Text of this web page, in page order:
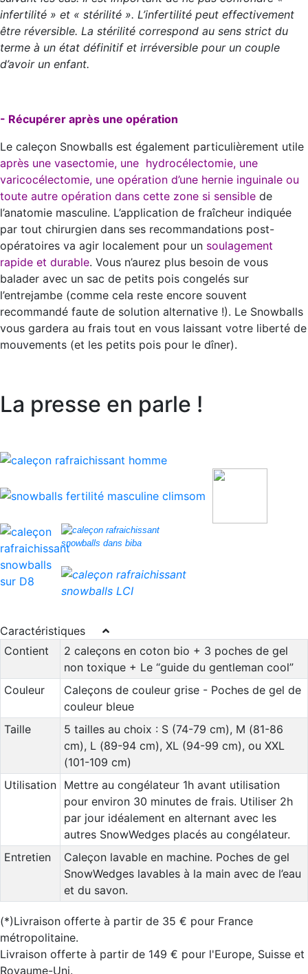
infertilité » et « stérilité ». L’infertilité peut effectivement
être réversible. La stérilité correspond au sens strict du
terme à un état définitif et irréversible pour un couple
d’avoir un enfant.
- Récupérer après une opération
Le caleçon Snowballs est également particulièrement utile
après une vasectomie, une hydrocélectomie, une
varicocélectomie, une opération d’une hernie inguinale ou
toute autre opération dans cette zone si sensible de
l’anatomie masculine. L’application de fraîcheur indiquée
par tout chirurgien dans ses recommandations post-
opératoires va agir localement pour un soulagement
rapide et durable. Vous n’aurez plus besoin de vous
balader avec un sac de petits pois congelés sur
l’entrejambe (comme cela reste encore souvent
recommandé faute de solution alternative !). Le Snowballs
vous gardera au frais tout en vous laissant votre liberté de
mouvements (et les petits pois pour le dîner).
La presse en parle !
Caractéristiques
Contient
2 caleçons en coton bio + 3 poches de gel
non toxique + Le “guide du gentleman cool”
Couleur
Caleçons de couleur grise - Poches de gel de
couleur bleue
Taille
5 tailles au choix : S (74-79 cm), M (81-86
cm), L (89-94 cm), XL (94-99 cm), ou XXL
(101-109 cm)
Utilisation
Mettre au congélateur 1h avant utilisation
pour environ 30 minutes de frais. Utiliser 2h
par jour idéalement en alternant avec les
autres SnowWedges placés au congélateur.
Entretien
Caleçon lavable en machine. Poches de gel
SnowWedges lavables à la main avec de l’eau
et du savon.
(*)Livraison offerte à partir de 35 € pour France
métropolitaine.
Livraison offerte à partir de 149 € pour l'Europe, Suisse et
Royaume-Uni.